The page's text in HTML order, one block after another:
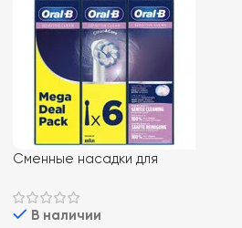
Сменные насадки для
Oral-B EB60 Sensi Ultrathin 6
штВ наличии